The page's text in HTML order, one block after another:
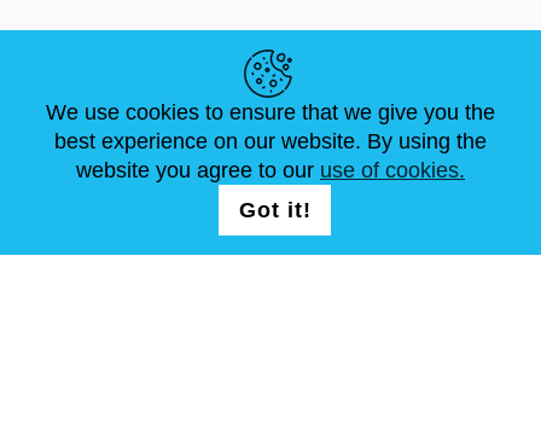
NOTIZIE
ARTICOLI
ABOUT US
FAQ
DIMENSIONI STANDARD
CONTATTACI
We use cookies to ensure that we give you the
best experience on our website. By using the
website you agree to our use of cookies.
Got it!